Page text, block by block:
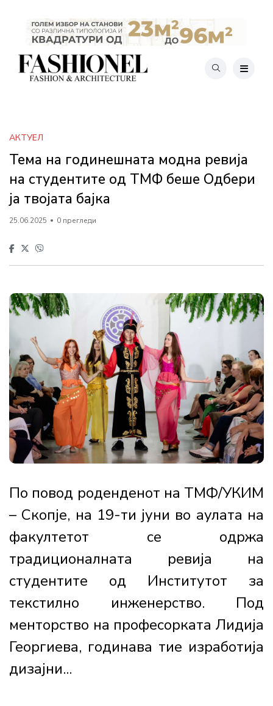
АКТУЕЛ
Тема на годинешната модна ревија
на студентите од ТМФ беше Одбери
ја твојата бајка
25.06.2025 0 прегледи
По повод роденденот на ТМФ/УКИМ
– Скопје, на 19-ти јуни во аулата на
факултетот се одржа
традиционалната ревија на
студентите од Институтот за
текстилно инженерство. Под
менторство на професорката Лидија
Георгиева, годинава тие изработија
дизајни...